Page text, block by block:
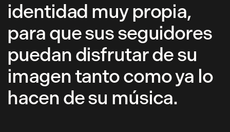
identidad muy propia,
para que sus seguidores
puedan disfrutar de su
imagen tanto como ya lo
hacen de su música.